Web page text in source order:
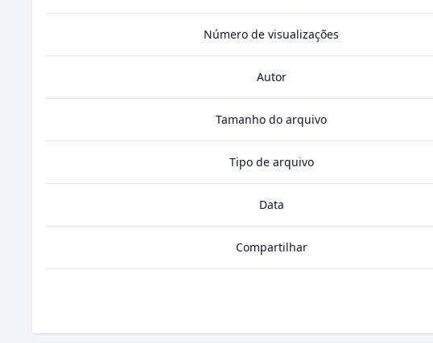
Número de visualizações
Autor
Tamanho do arquivo
Tipo de arquivo
Data
Compartilhar